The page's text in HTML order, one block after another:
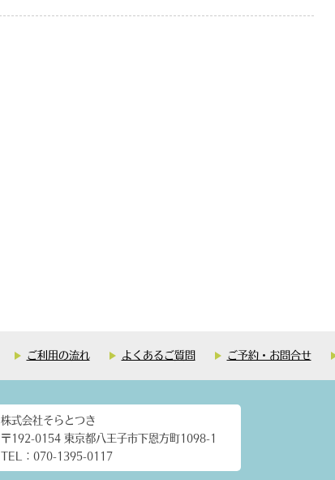
ご利用の流れ よくあるご質問 ご予約・お問合せ
株式会社そらとつき
〒192-0154 東京都八王子市下恩方町1098-1
TEL：070-1395-0117